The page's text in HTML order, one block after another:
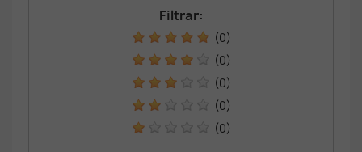
Filtrar:
(0)
(0)
(0)
(0)
(0)